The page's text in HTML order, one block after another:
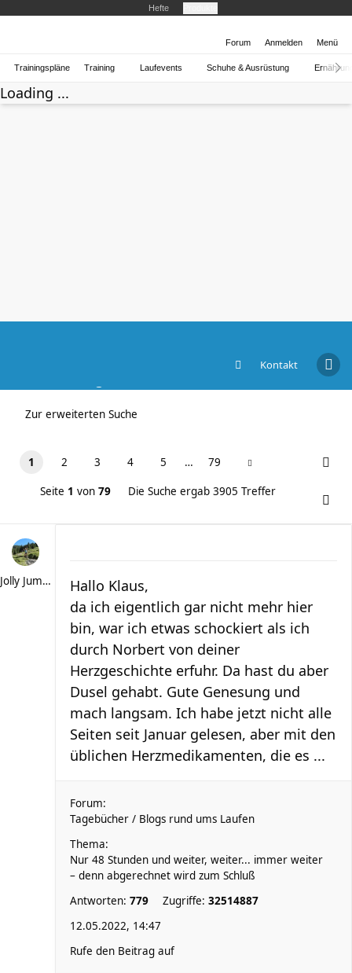
Hefte
Forum Anmelden Menü
Trainingspläne Training Laufevents Schuhe & Ausrüstung
Loading ...
Kontakt
Zur erweiterten Suche
1 2 3 4 5 … 79
Seite 1 von 79 Die Suche ergab 3905 Treffer
Jolly Jumper
Hallo Klaus,
da ich eigentlich gar nicht mehr hier
bin, war ich etwas schockiert als ich
durch Norbert von deiner
Herzgeschichte erfuhr. Da hast du aber
Dusel gehabt. Gute Genesung und
mach langsam. Ich habe jetzt nicht alle
Seiten seit Januar gelesen, aber mit den
üblichen Herzmedikamenten, die es ...
Forum:
Tagebücher / Blogs rund ums Laufen
Thema:
Nur 48 Stunden und weiter, weiter... immer weiter
– denn abgerechnet wird zum Schluß
Antworten: 779 Zugriffe: 32514887
12.05.2022, 14:47
Rufe den Beitrag auf